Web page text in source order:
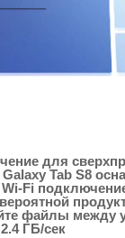
для
Tab S8
Fi
файлы между
ГБ/сек